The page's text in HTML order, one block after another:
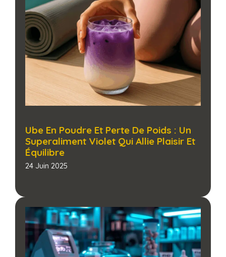
Ube En Poudre Et Perte De Poids : Un
Superaliment Violet Qui Allie Plaisir Et
Équilibre
24 Juin 2025